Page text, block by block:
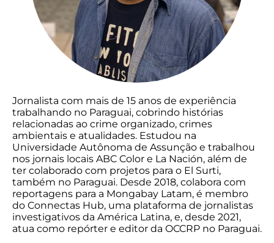
Jornalista com mais de 15 anos de experiência
trabalhando no Paraguai, cobrindo histórias
relacionadas ao crime organizado, crimes
ambientais e atualidades. Estudou na
Universidade Autônoma de Assunção e trabalhou
nos jornais locais ABC Color e La Nación, além de
ter colaborado com projetos para o El Surti,
também no Paraguai. Desde 2018, colabora com
reportagens para a Mongabay Latam, é membro
do Connectas Hub, uma plataforma de jornalistas
investigativos da América Latina, e, desde 2021,
atua como repórter e editor da OCCRP no Paraguai.